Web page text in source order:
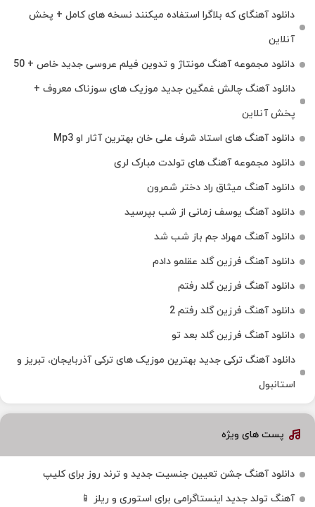
دانلود آهنگای که بلاگرا استفاده میکنند نسخه های کامل + پخش
آنلاین
دانلود مجموعه آهنگ مونتاژ و تدوین فیلم عروسی جدید خاص + 50
دانلود آهنگ چالش غمگین جدید موزیک های سوزناک معروف +
پخش آنلاین
دانلود آهنگ های استاد شرف علی خان بهترین آثار او Mp3
دانلود مجموعه آهنگ های تولدت مبارک لری
دانلود آهنگ میثاق راد دختر شمرون
دانلود آهنگ یوسف زمانی از شب بپرسید
دانلود آهنگ مهراد جم باز شب شد
دانلود آهنگ فرزین گلد عقلمو دادم
دانلود آهنگ فرزین گلد رفتم
دانلود آهنگ فرزین گلد رفتم 2
دانلود آهنگ فرزین گلد بعد تو
دانلود آهنگ ترکی جدید بهترین موزیک‌ های ترکی آذربایجان، تبریز و
استانبول
پست های ویژه
دانلود آهنگ جشن تعیین جنسیت جدید و ترند روز برای کلیپ
آهنگ تولد جدید اینستاگرامی برای استوری و ریلز 📱